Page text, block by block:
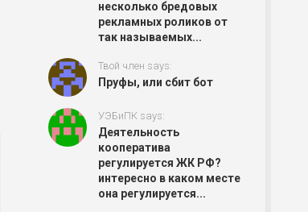
несколько бредовых
рекламных роликов от
так называемых...
Твой член says:
Пруфы, или сбит бот
УЭБиПК says:
Деятельность
кооператива
регулируется ЖК РФ?
интересно в каком месте
она регулируется...